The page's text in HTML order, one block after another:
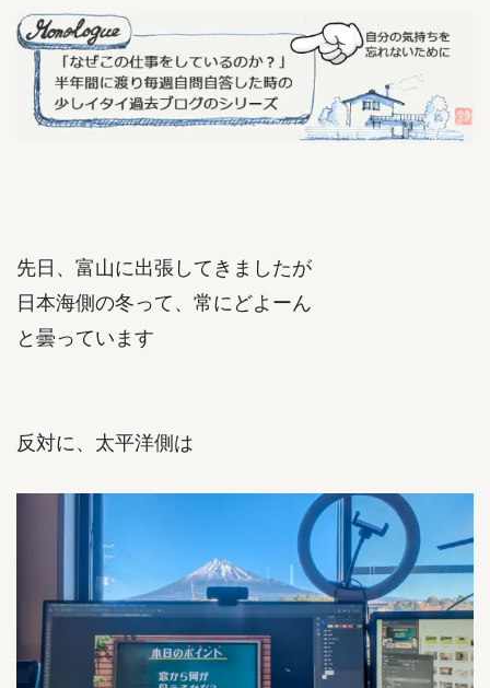
先日、富山に出張してきましたが
日本海側の冬って、常にどよーん
と曇っています
反対に、太平洋側は